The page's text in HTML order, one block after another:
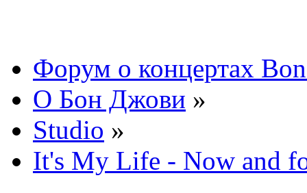
Форум о концертах
О Бон Джови »
Studio »
It's My Life - Now and